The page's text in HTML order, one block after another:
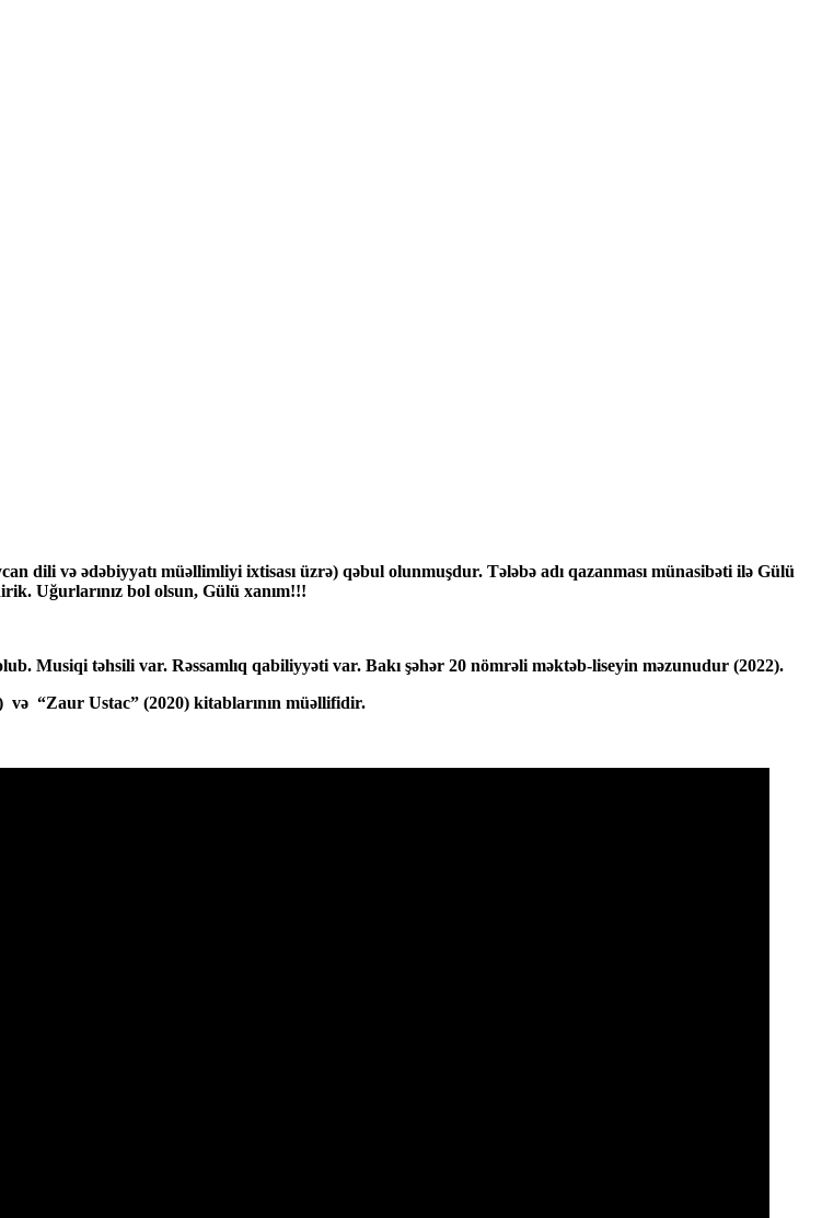
dili və ədəbiyyatı müəllimliyi ixtisası üzrə) qəbul olunmuşdur. Tələbə adı qazanması münasibəti ilə Gülü
Uğurlarınız bol olsun, Gülü xanım!!!
Musiqi təhsili var. Rəssamlıq qabiliyyəti var. Bakı şəhər 20 nömrəli məktəb-liseyin məzunudur (2022).
“Zaur Ustac” (2020) kitablarının müəllifidir.